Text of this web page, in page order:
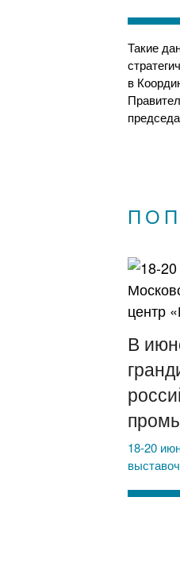
Такие
в
В
18-20